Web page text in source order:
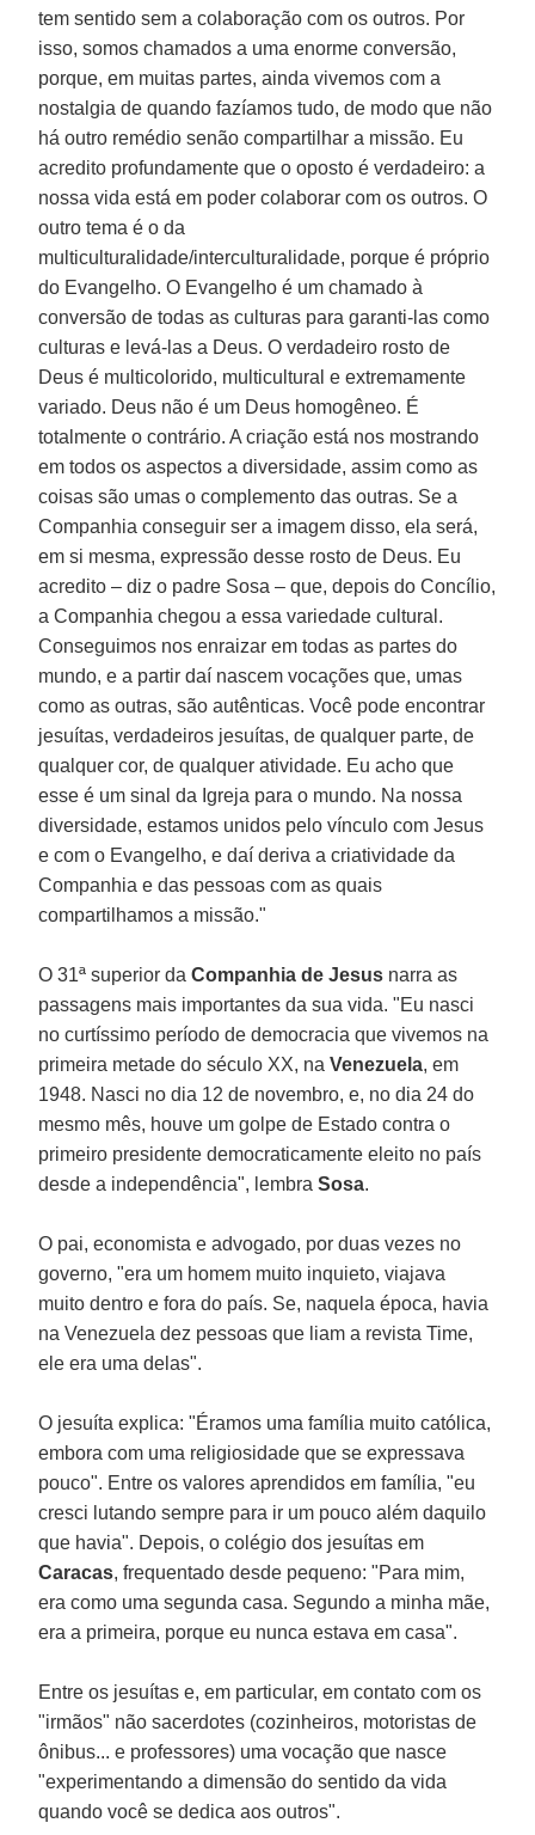
tem sentido sem a colaboração com os outros. Por
isso, somos chamados a uma enorme conversão,
porque, em muitas partes, ainda vivemos com a
nostalgia de quando fazíamos tudo, de modo que não
há outro remédio senão compartilhar a missão. Eu
acredito profundamente que o oposto é verdadeiro: a
nossa vida está em poder colaborar com os outros. O
outro tema é o da
multiculturalidade/interculturalidade, porque é próprio
do Evangelho. O Evangelho é um chamado à
conversão de todas as culturas para garanti-las como
culturas e levá-las a Deus. O verdadeiro rosto de
Deus é multicolorido, multicultural e extremamente
variado. Deus não é um Deus homogêneo. É
totalmente o contrário. A criação está nos mostrando
em todos os aspectos a diversidade, assim como as
coisas são umas o complemento das outras. Se a
Companhia conseguir ser a imagem disso, ela será,
em si mesma, expressão desse rosto de Deus. Eu
acredito – diz o padre Sosa – que, depois do Concílio,
a Companhia chegou a essa variedade cultural.
Conseguimos nos enraizar em todas as partes do
mundo, e a partir daí nascem vocações que, umas
como as outras, são autênticas. Você pode encontrar
jesuítas, verdadeiros jesuítas, de qualquer parte, de
qualquer cor, de qualquer atividade. Eu acho que
esse é um sinal da Igreja para o mundo. Na nossa
diversidade, estamos unidos pelo vínculo com Jesus
e com o Evangelho, e daí deriva a criatividade da
Companhia e das pessoas com as quais
compartilhamos a missão."
O 31ª superior daCompanhia de Jesus narra as
passagens mais importantes da sua vida. "Eu nasci
no curtíssimo período de democracia que vivemos na
primeira metade do século XX, naVenezuela, em
1948. Nasci no dia 12 de novembro, e, no dia 24 do
mesmo mês, houve um golpe de Estado contra o
primeiro presidente democraticamente eleito no país
desde a independência", lembraSosa.
O pai, economista e advogado, por duas vezes no
governo, "era um homem muito inquieto, viajava
muito dentro e fora do país. Se, naquela época, havia
na Venezuela dez pessoas que liam a revista Time,
ele era uma delas".
O jesuíta explica: "Éramos uma família muito católica,
embora com uma religiosidade que se expressava
pouco". Entre os valores aprendidos em família, "eu
cresci lutando sempre para ir um pouco além daquilo
que havia". Depois, o colégio dos jesuítas em
Caracas, frequentado desde pequeno: "Para mim,
era como uma segunda casa. Segundo a minha mãe,
era a primeira, porque eu nunca estava em casa".
Entre os jesuítas e, em particular, em contato com os
"irmãos" não sacerdotes (cozinheiros, motoristas de
ônibus... e professores) uma vocação que nasce
"experimentando a dimensão do sentido da vida
quando você se dedica aos outros".